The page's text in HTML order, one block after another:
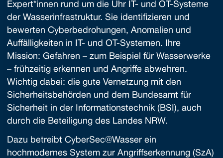
Expert*innen rund um die Uhr IT- und OT-Systeme
der Wasserinfrastruktur. Sie identifizieren und
bewerten Cyberbedrohungen, Anomalien und
Auffälligkeiten in IT- und OT-Systemen. Ihre
Mission: Gefahren – zum Beispiel für Wasserwerke
– frühzeitig erkennen und Angriffe abwehren.
Wichtig dabei: die gute Vernetzung mit den
Sicherheitsbehörden und dem Bundesamt für
Sicherheit in der Informationstechnik (BSI), auch
durch die Beteiligung des Landes NRW.
Dazu betreibt CyberSec@Wasser ein
hochmodernes System zur Angriffserkennung (SzA)